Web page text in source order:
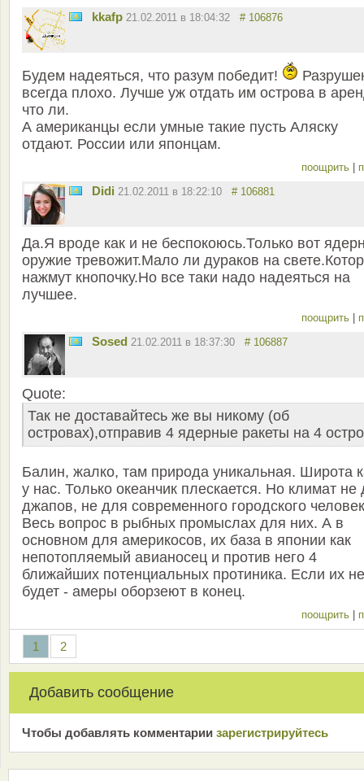
kkafp 21.02.2011 в 18:04:32 # 106876
Будем надеяться, что разум победит!
всегда плохо. Лучше уж отдать им острова в
что ли.
А американцы если умные такие пусть Аляску
отдают. России или японцам.
поощрить
Didi 21.02.2011 в 18:22:10 # 106881
Да.Я вроде как и не беспокоюсь.Только вот
оружие тревожит.Мало ли дураков на
нажмут кнопочку.Но все таки надо надеяться на
лучшее.
поощрить
Sosed 21.02.2011 в 18:37:30 # 106887
Quote:
Так не доставайтесь же вы никому (об
островах),отправив 4 ядерные ракеты на 4
Балин, жалко, там природа уникальная. Широта
у нас. Только океанчик плескается. Но климат не
джапов, не для современного городского
Весь вопрос в рыбных промыслах для них. А в
основном для америкосов, их база в японии как
непотопляемый авианосец и против него 4
ближайших потенциальных протиника. Если их не
будет - амеры оборзеют в конец.
поощрить
1 2
Добавить сообщение
Чтобы добавлять комментарии зарeгиcтрирyйтeсь